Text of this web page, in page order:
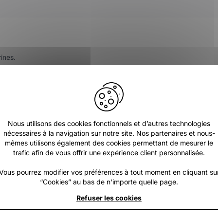
fatigante.
conserver un poids léger.
conçu pour les pratiquants exigeants. Sa conception
il offre une excellente durabilité face aux frottements et
confort sur l'eau.
Nous utilisons des cookies fonctionnels et d’autres technologies
nécessaires à la navigation sur notre site. Nos partenaires et nous-
mêmes utilisons également des cookies permettant de mesurer le
trafic afin de vous offrir une expérience client personnalisée.
pourrez modifier vos préférences à tout moment en cliquant
“Cookies” au bas de n'importe quelle page.
Refuser les cookies